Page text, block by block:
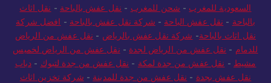
السعودية للمغرب - شحن للمغرب - نقل عفش بالباحة - نقل اثاث
بالباحة - نقل عفش الباحة - شركة نقل عفش بالباحة - افضل شركة
نقل اثاث بالباحة- شركة نقل عفش بالرياض - نقل عفش من الرياض
للدمام - نقل عفش من الرياض لجدة - نقل عفش من الرياض لخميس
مشيط - نقل عفش من جدة لمكة - نقل عفش من جدة لتبوك - دباب
نقل عفش بجدة - نقل عفش من جدة للمدينة - شركة تخزين اثاث